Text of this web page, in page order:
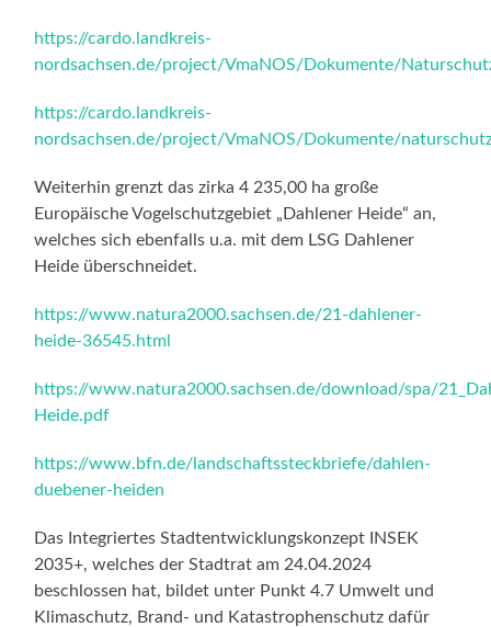
https://cardo.landkreis-
nordsachsen.de/project/VmaNOS/Dokumente/
https://cardo.landkreis-
nordsachsen.de/project/VmaNOS/Dokumente/
Weiterhin grenzt das zirka 4 235,00 ha große
Europäische Vogelschutzgebiet „Dahlener Heide“ an,
welches sich ebenfalls u.a. mit dem LSG Dahlener
Heide überschneidet.
https://www.natura2000.sachsen.de/21-dahlener-
heide-36545.html
https://www.natura2000.sachsen.de/download/spa/
Heide.pdf
https://www.bfn.de/landschaftssteckbriefe/dahlen-
duebener-heiden
Das Integriertes Stadtentwicklungskonzept INSEK
2035+, welches der Stadtrat am 24.04.2024
beschlossen hat, bildet unter Punkt 4.7 Umwelt und
Klimaschutz, Brand- und Katastrophenschutz dafür